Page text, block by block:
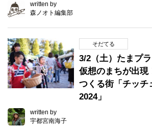
written by
森ノオト編集部
そだてる
3/2（土）たまプ
仮想のまちが出現
つくる街「チッチ
2024」
written by
宇都宮南海子